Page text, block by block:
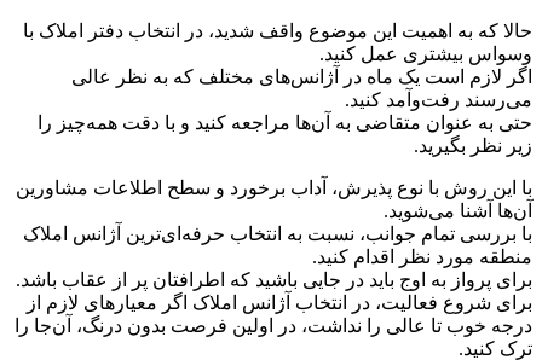
حالا که به اهمیت این موضوع واقف شدید، در انتخاب دفتر املاک با
وسواس بیشتری عمل کنید.
اگر لازم است یک ماه در آژانس‌های مختلف که به نظر عالی
می‌رسند رفت‌وآمد کنید.
حتی به‌ عنوان متقاضی به آن‌ها مراجعه کنید و با دقت همه‌چیز را
زیر نظر بگیرید.
با این روش با نوع پذیرش، آداب برخورد و سطح اطلاعات مشاورین
آن‌ها آشنا می‌شوید.
با بررسی تمام جوانب، نسبت به انتخاب حرفه‌ای‌ترین آژانس املاک
منطقه مورد نظر اقدام کنید.
برای پرواز به اوج باید در جایی باشید که اطرافتان پر از عقاب باشد.
برای شروع فعالیت، در انتخاب آژانس املاک اگر معیارهای لازم از
درجه خوب تا عالی را نداشت، در اولین فرصت بدون درنگ، آن‌جا را
ترک کنید.